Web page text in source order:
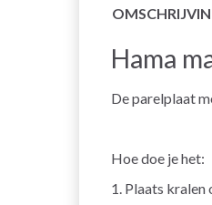
Hama
De parelplaat
Hoe doe je het:
1. Plaats kralen